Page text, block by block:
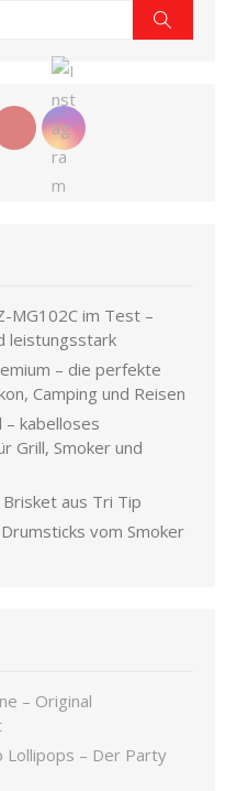
MG102C im Test –
leistungsstark
– die perfekte
Camping und Reisen
– kabelloses
Grill, Smoker und
aus Tri Tip
Drumsticks vom Smoker
– Original
Lollipops – Der Party